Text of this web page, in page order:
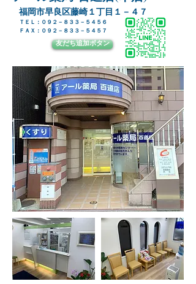
​福岡市早良区藤崎１丁目１－４７
ＴＥＬ：０９２－８３３－５４５６
​ＦＡＸ：０９２－８３３－５４５７
友だち追加ボタン